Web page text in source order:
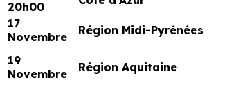
20h00
17
Novembre
Région Midi-Pyrénées
19
Novembre
Région Aquitaine